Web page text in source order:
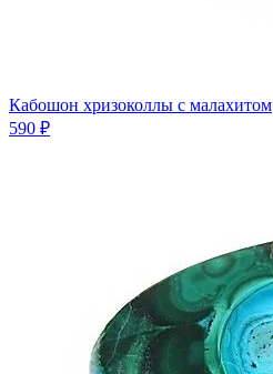
Кабошон хризоколлы с малахитом
590 ₽